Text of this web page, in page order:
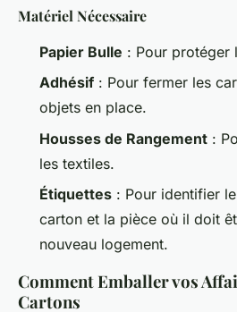
Matériel Nécessaire
Papier Bulle : Pour protéger
Adhésif : Pour fermer les
objets en place.
Housses de Rangement :
les textiles.
Étiquettes : Pour identifier
carton et la pièce où il doit
nouveau logement.
Comment Emballer vos
Cartons